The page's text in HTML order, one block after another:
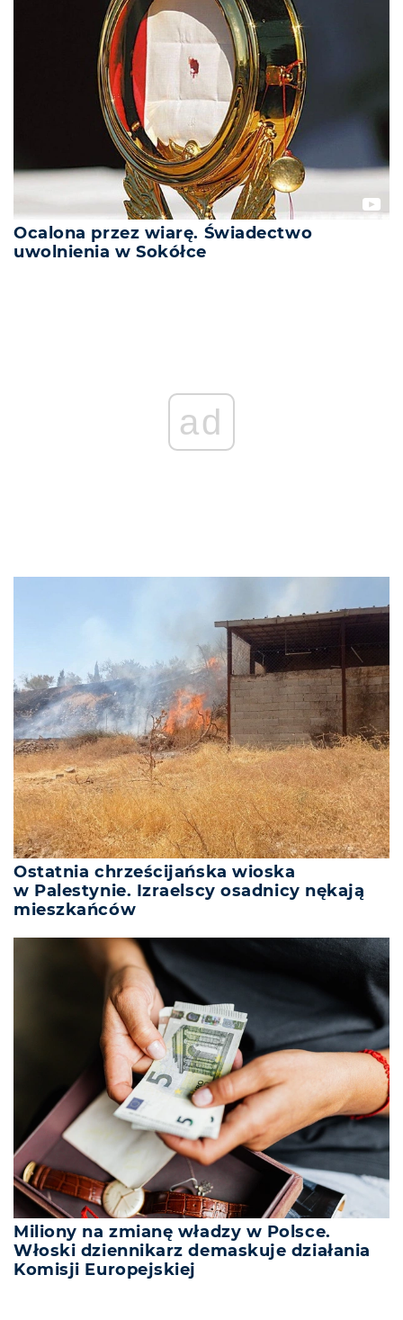
Ocalona przez wiarę. Świadectwo
uwolnienia w Sokółce
ad
Ostatnia chrześcijańska wioska
w Palestynie. Izraelscy osadnicy nękają
mieszkańców
Miliony na zmianę władzy w Polsce.
Włoski dziennikarz demaskuje działania
Komisji Europejskiej